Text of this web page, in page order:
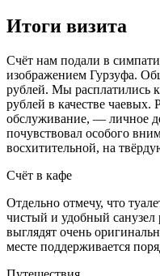
Итоги визита
Счёт нам подали в
изображением Гурзуфа.
рублей. Мы расплатились
рублей в качестве чаевых.
обслуживание, — личное
почувствовал особого
восхитительной, на
Счёт в кафе
Отдельно отмечу, что
чистый и удобный санузел
выглядят очень
месте поддерживается